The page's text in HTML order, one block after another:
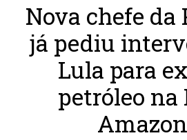
Nova chefe da
já pediu
Lula para
petróleo na